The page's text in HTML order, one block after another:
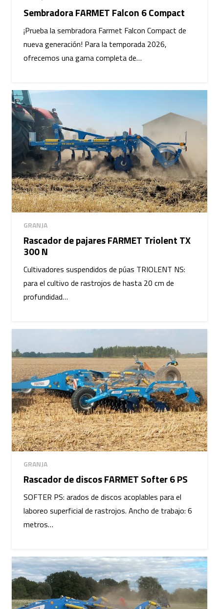
Sembradora FARMET Falcon 6 Compact
¡Prueba la sembradora Farmet Falcon Compact de
nueva generación! Para la temporada 2026,
ofrecemos una gama completa de…
GRANJA
Rascador de pajares FARMET Triolent TX
300 N
Cultivadores suspendidos de púas TRIOLENT NS:
para el cultivo de rastrojos de hasta 20 cm de
profundidad…
GRANJA
Rascador de discos FARMET Softer 6 PS
SOFTER PS: arados de discos acoplables para el
laboreo superficial de rastrojos. Ancho de trabajo: 6
metros…